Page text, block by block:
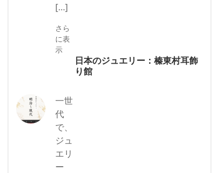
日本のジュエリー：榛東村耳飾
り館
[…]
さら
に表
示
一世
代
で、
ジュ
エリ
ー